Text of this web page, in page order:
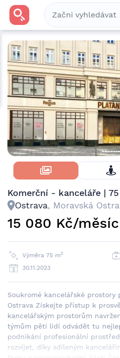
Skrýt Fotky
Komerční - kanceláře |
Ostrava, Moravská
15 080 Kč/měsíc
Výměra 75 m2
30.11.2023
Soukromé kancelářské prostory
Ostrava Získejte přístup k
kancelářským prostorům
týmům pěti lidí odvádět tu
podnikání profesionální
rozvíjet, díky sdíleným